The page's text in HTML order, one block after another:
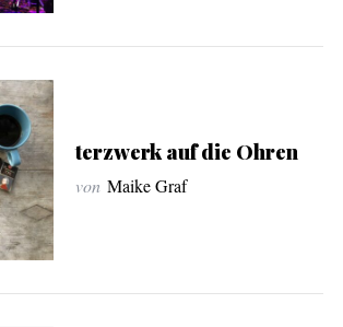
terzwerk auf die Ohren
von Maike Graf